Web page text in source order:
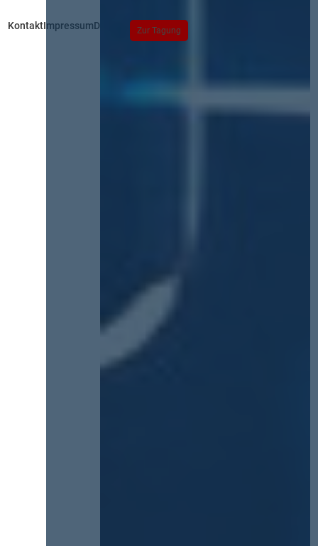
Zur Tagung
KontaktImpressumDatenschutz